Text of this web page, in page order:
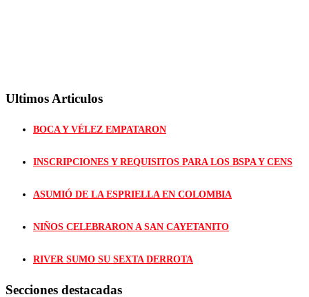
Ultimos Articulos
BOCA Y VÉLEZ EMPATARON
INSCRIPCIONES Y REQUISITOS PARA LOS BSPA Y CENS
ASUMIÓ DE LA ESPRIELLA EN COLOMBIA
NIÑOS CELEBRARON A SAN CAYETANITO
RIVER SUMO SU SEXTA DERROTA
Secciones destacadas